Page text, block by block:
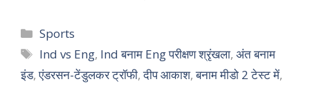
Sports
Ind vs Eng, Ind बनाम Eng परीक्षण श्रृंखला,अंत बनाम
इंड,एंडरसन-टेंडुलकर ट्रॉफी,दीप आकाश,बनाम मीडो 2 टेस्ट में,